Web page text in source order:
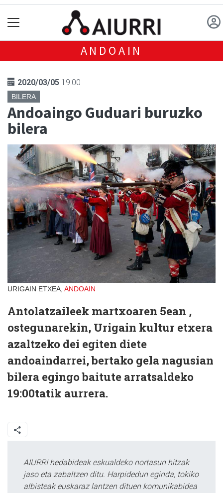
ANDOAIN
2020/03/05 19:00
BILERA
Andoaingo Guduari buruzko
bilera
URIGAIN ETXEA, ANDOAIN
Antolatzaileek martxoaren 5ean ,
ostegunarekin, Urigain kultur etxera
azaltzeko dei egiten diete
andoaindarrei, bertako gela nagusian
bilera egingo baitute arratsaldeko
19:00tatik aurrera.
AIURRI hedabideak eskualdeko nortasun hitzak
jaso eta zabaltzen ditu. Harpidedun eginda, tokiko
albisteak euskaraz lantzen dituen komunikabidea